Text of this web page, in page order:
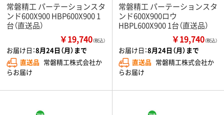
常磐精工 パーテーションスタ
ンド600X900 HBP600X900 1
台（直送品）
￥19,740（税込）
お届け日：8月24日（月）まで
直送品 常磐精工株式会社か
らお届け
常磐精工 パーテーションスタ
ンド600X900ロウ
HBPL600X900 1台（直送品）
￥19,740（税込）
お届け日：8月24日（月）まで
直送品 常磐精工株式会社か
らお届け